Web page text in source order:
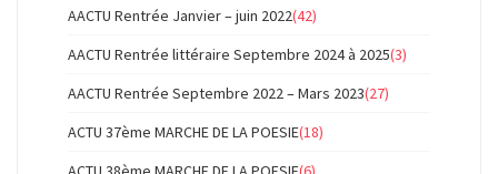
AACTU Rentrée Janvier – juin 2022(42)
AACTU Rentrée littéraire Septembre 2024 à 2025(3)
AACTU Rentrée Septembre 2022 – Mars 2023(27)
ACTU 37ème MARCHE DE LA POESIE(18)